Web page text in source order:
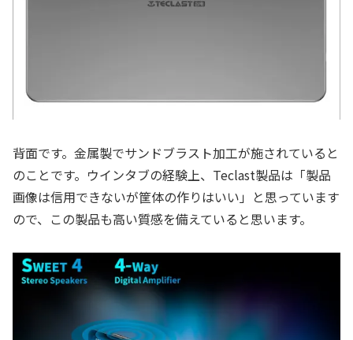
背面です。金属製でサンドブラスト加工が施されていると
のことです。ウインタブの経験上、Teclast製品は「製品
画像は信用できないが筐体の作りはいい」と思っています
ので、この製品も高い質感を備えていると思います。